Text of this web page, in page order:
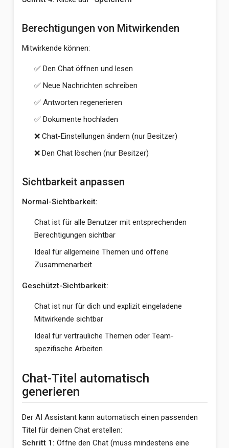
Berechtigungen von Mitwirkenden
Mitwirkende können:
✅ Den Chat öffnen und lesen
✅ Neue Nachrichten schreiben
✅ Antworten regenerieren
✅ Dokumente hochladen
❌ Chat-Einstellungen ändern (nur Besitzer)
❌ Den Chat löschen (nur Besitzer)
Sichtbarkeit anpassen
Normal-Sichtbarkeit:
Chat ist für alle Benutzer mit entsprechenden
Berechtigungen sichtbar
Ideal für allgemeine Themen und offene
Zusammenarbeit
Geschützt-Sichtbarkeit:
Chat ist nur für dich und explizit eingeladene
Mitwirkende sichtbar
Ideal für vertrauliche Themen oder Team-
spezifische Arbeiten
Chat-Titel automatisch
generieren
Der AI Assistant kann automatisch einen passenden
Titel für deinen Chat erstellen:
Schritt 1: Öffne den Chat (muss mindestens eine